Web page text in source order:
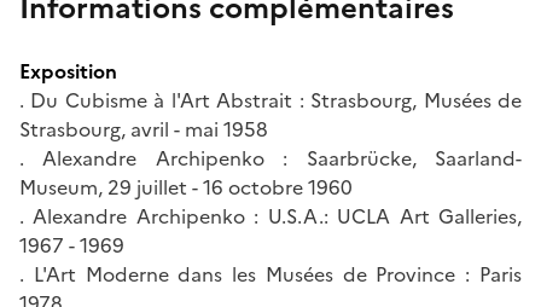
Exposition
. Du Cubisme à l'Art Abstrait : Strasbourg, Musées de
Strasbourg, avril - mai 1958
. Alexandre Archipenko : Saarbrücke, Saarland-
Museum, 29 juillet - 16 octobre 1960
. Alexandre Archipenko : U.S.A.: UCLA Art Galleries,
1967 - 1969
. L'Art Moderne dans les Musées de Province : Paris